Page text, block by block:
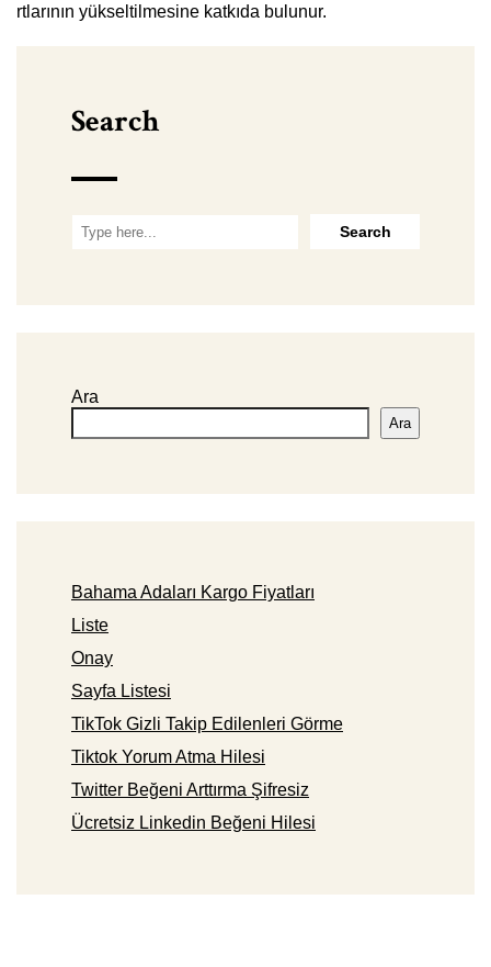
rtlarının yükseltilmesine katkıda bulunur.
Search
Ara
Ara
Bahama Adaları Kargo Fiyatları
Liste
Onay
Sayfa Listesi
TikTok Gizli Takip Edilenleri Görme
Tiktok Yorum Atma Hilesi
Twitter Beğeni Arttırma Şifresiz
Ücretsiz Linkedin Beğeni Hilesi